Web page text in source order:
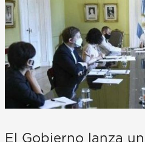
El Gobierno lanza